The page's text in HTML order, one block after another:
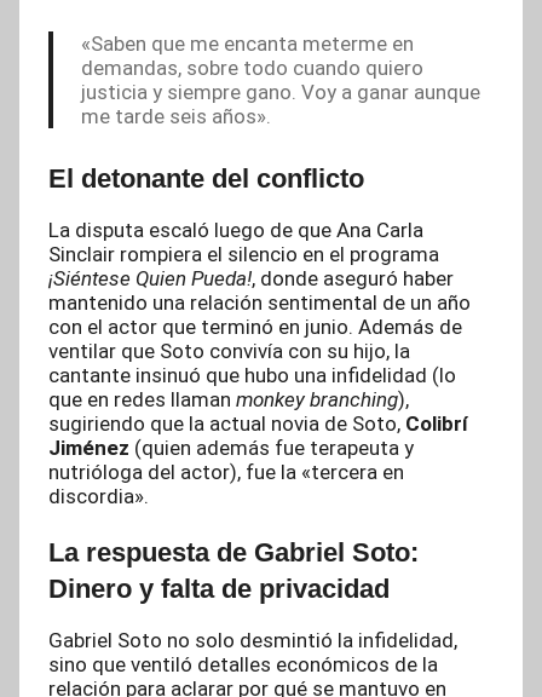
«Saben que me encanta meterme en
demandas, sobre todo cuando quiero
justicia y siempre gano. Voy a ganar aunque
me tarde seis años».
El detonante del conflicto
La disputa escaló luego de que Ana Carla
Sinclair rompiera el silencio en el programa
¡Siéntese Quien Pueda!, donde aseguró haber
mantenido una relación sentimental de un año
con el actor que terminó en junio. Además de
ventilar que Soto convivía con su hijo, la
cantante insinuó que hubo una infidelidad (lo
que en redes llaman monkey branching),
sugiriendo que la actual novia de Soto, Colibrí
Jiménez (quien además fue terapeuta y
nutrióloga del actor), fue la «tercera en
discordia».
La respuesta de Gabriel Soto:
Dinero y falta de privacidad
Gabriel Soto no solo desmintió la infidelidad,
sino que ventiló detalles económicos de la
relación para aclarar por qué se mantuvo en